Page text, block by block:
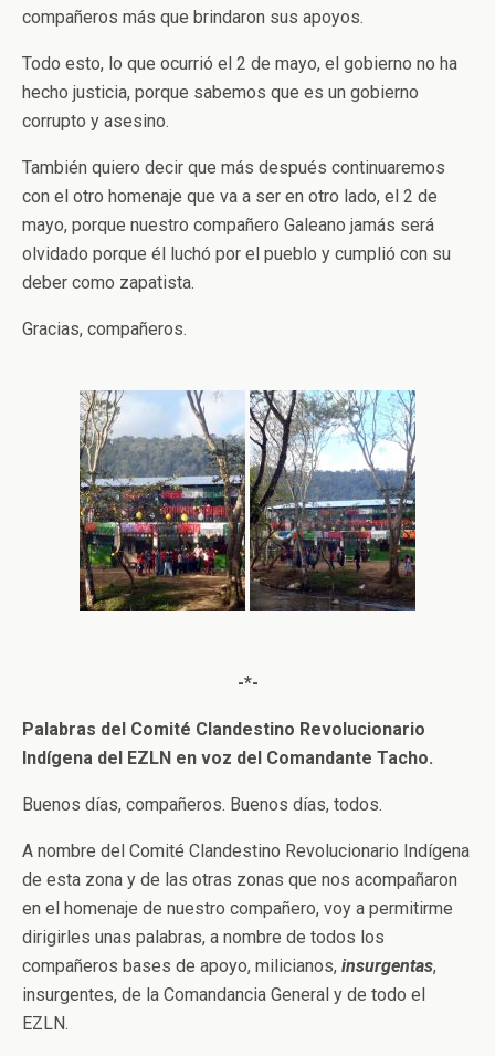
compañeros más que brindaron sus apoyos.
Todo esto, lo que ocurrió el 2 de mayo, el gobierno no ha
hecho justicia, porque sabemos que es un gobierno
corrupto y asesino.
También quiero decir que más después continuaremos
con el otro homenaje que va a ser en otro lado, el 2 de
mayo, porque nuestro compañero Galeano jamás será
olvidado porque él luchó por el pueblo y cumplió con su
deber como zapatista.
Gracias, compañeros.
-*-
Palabras del Comité Clandestino Revolucionario
Indígena del EZLN en voz del Comandante Tacho.
Buenos días, compañeros. Buenos días, todos.
A nombre del Comité Clandestino Revolucionario Indígena
de esta zona y de las otras zonas que nos acompañaron
en el homenaje de nuestro compañero, voy a permitirme
dirigirles unas palabras, a nombre de todos los
compañeros bases de apoyo, milicianos, insurgentas,
insurgentes, de la Comandancia General y de todo el
EZLN.